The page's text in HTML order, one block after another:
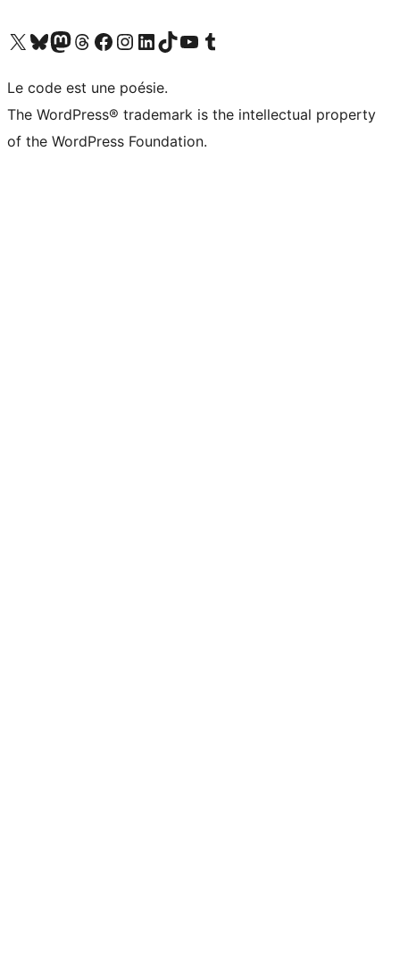
Visitez notre compte X (précédemment Twitter)
Visiter notre compte Bluesky
Visiter notre compte Mastodon
Visiter notre compte Threads
Consulter notre compte Facebook
Consulter notre compte Instagram
Consulter notre compte LinkedIn
Visiter notre compte TokTok
Visiter notre chaîne YouTube
Visiter notre compte Tumblr
Le code est une poésie.
The WordPress® trademark is the intellectual property
of the WordPress Foundation.